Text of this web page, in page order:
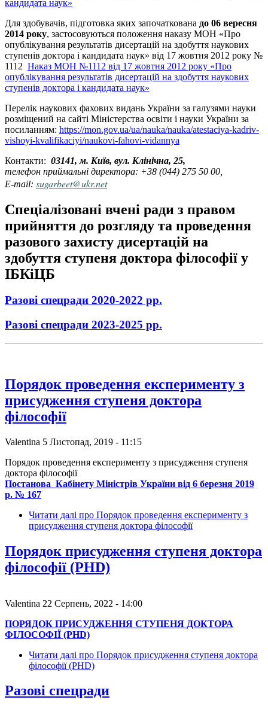
кандидата наук»
Для здобувачів, підготовка яких започаткована до 06 вересня
2014 року, застосовуються положення наказу МОН «Про
опублікування результатів дисертацій на здобуття наукових
ступенів доктора і кандидата наук» від 17 жовтня 2012 року №
1112 Наказ МОН №1112 від 17 жовтня 2012 року «Про
опублікування результатів дисертацій на здобуття наукових
ступенів доктора і кандидата наук»
Перелік наукових фахових видань України за галузями науки
розміщений на сайті Міністерства освіти і науки України за
посиланням: https://mon.gov.ua/ua/nauka/nauka/atestaciya-kadriv-
vishoyi-kvalifikaciyi/naukovi-fahovi-vidannya
Контакти: 03141, м. Київ, вул. Клінічна, 25,
телефон приймальні директора: +38 (044) 275 50 00,
E-mail: sugarbeet@ukr.net
Спеціалізовані вчені ради з правом
прийняття до розгляду та проведення
разового захисту дисертацій на
здобуття ступеня доктора філософії у
ІБКіЦБ
Разові спецради 2020-2022 рр.
Разові спецради 2023-2025 рр.
Порядок проведення експерименту з
присудження ступеня доктора
філософії
Valentina 5 Листопад, 2019 - 11:15
Порядок проведення експерименту з присудження ступеня
доктора філософії
Постанова Кабінету Міністрів України від 6 березня 2019
р. № 167
Читати далі про Порядок проведення експерименту з
присудження ступеня доктора філософії
Порядок присудження ступеня доктора
філософії (PHD)
Valentina 22 Серпень, 2022 - 14:00
ПОРЯДОК ПРИСУДЖЕННЯ СТУПЕНЯ ДОКТОРА
ФІЛОСОФІЇ (PHD)
Читати далі про Порядок присудження ступеня доктора
філософії (PHD)
Разові спецради